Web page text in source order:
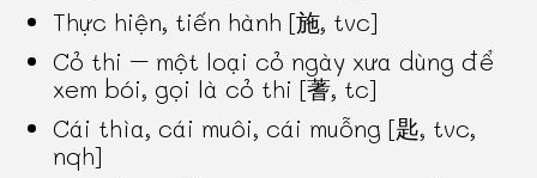
Thực hiện, tiến hành [施, tvc]
Cỏ thi – một loại cỏ ngày xưa dùng để
xem bói, gọi là cỏ thi [蓍, tc]
Cái thìa, cái muôi, cái muỗng [匙, tvc,
nqh]